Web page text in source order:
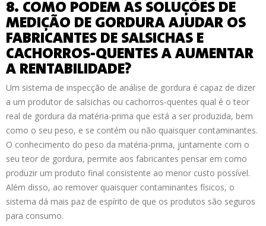
8. COMO PODEM AS SOLUÇÕES DE
MEDIÇÃO DE GORDURA AJUDAR OS
FABRICANTES DE SALSICHAS E
CACHORROS-QUENTES A AUMENTAR
A RENTABILIDADE?
Um sistema de inspecção de análise de gordura é capaz de dizer
a um produtor de salsichas ou cachorros-quentes qual é o teor
real de gordura da matéria-prima que está a ser produzida, bem
como o seu peso, e se contém ou não quaisquer contaminantes.
O conhecimento do peso da matéria-prima, juntamente com o
seu teor de gordura, permite aos fabricantes pensar em como
produzir um produto final consistente ao menor custo possível.
Além disso, ao remover quaisquer contaminantes físicos, o
sistema dá mais paz de espírito de que os produtos são seguros
para consumo.